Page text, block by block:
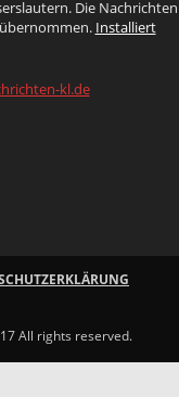
Die Nachrichten
Installiert
kl.de
All rights reserved.